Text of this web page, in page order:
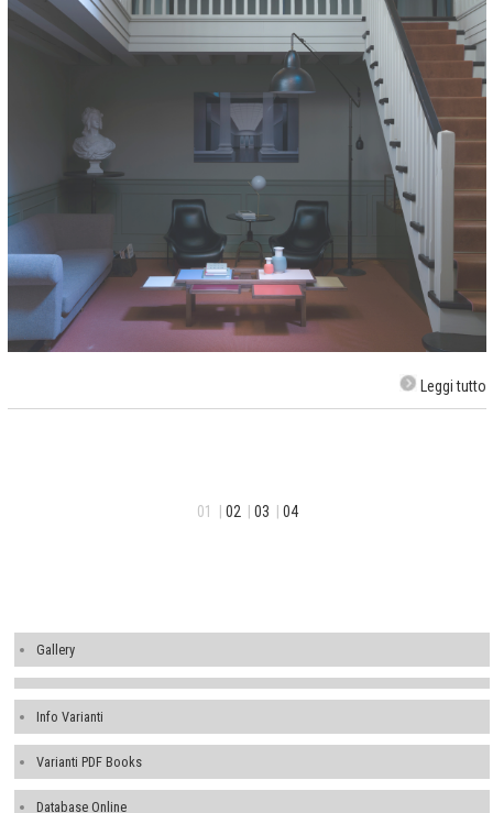
Leggi tutto
01 | 02 | 03 | 04
Gallery
Info Varianti
Varianti PDF Books
Database Online